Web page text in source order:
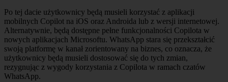
Po tej dacie użytkownicy będą musieli korzystać z aplikacji
mobilnych Copilot na iOS oraz Androida lub z wersji internetowej.
Alternatywnie, będą dostępne pełne funkcjonalności Copilota w
nowych aplikacjach Microsoftu. WhatsApp stara się przekształcić
swoją platformę w kanał zorientowany na biznes, co oznacza, że
użytkownicy będą musieli dostosować się do tych zmian,
rezygnując z wygody korzystania z Copilota w ramach czatów
WhatsApp.